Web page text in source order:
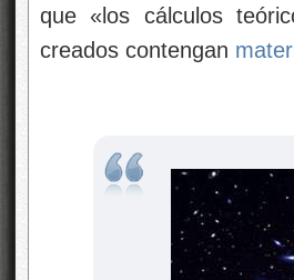
que «los cálculos
creados contengan